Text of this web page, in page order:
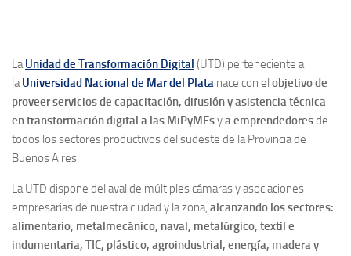
LaUnidad de Transformación Digital (UTD) perteneciente a
laUniversidad Nacional de Mar del Plata nace con el objetivo de
proveer servicios de capacitación, difusión y asistencia técnica
en transformación digital a las MiPyMEsya emprendedoresde
todos los sectores productivos del sudeste de la Provincia de
Buenos Aires.
La UTD dispone del aval de múltiples cámaras y asociaciones
empresarias de nuestra ciudad y la zona, alcanzando los sectores:
alimentario, metalmecánico, naval, metalúrgico, textil e
indumentaria, TIC, plástico, agroindustrial, energía, madera y